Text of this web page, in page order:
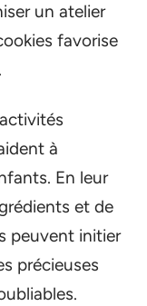
un atelier
favorise
à
En leur
et de
peuvent initier
précieuses